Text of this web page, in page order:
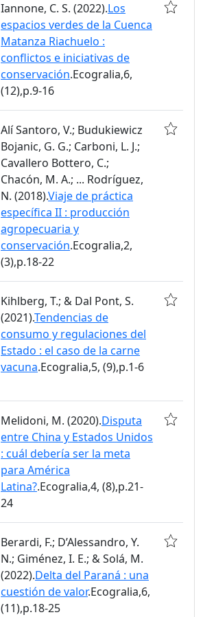
Iannone, C. S. (2022).Los
espacios verdes de la Cuenca
Matanza Riachuelo :
conflictos e iniciativas de
conservación.Ecogralia,6,
(12),p.9-16
Alí Santoro, V.; Budukiewicz
Bojanic, G. G.; Carboni, L. J.;
Cavallero Bottero, C.;
Chacón, M. A.; ... Rodríguez,
N. (2018).Viaje de práctica
específica II : producción
agropecuaria y
conservación.Ecogralia,2,
(3),p.18-22
Kihlberg, T.; & Dal Pont, S.
(2021).Tendencias de
consumo y regulaciones del
Estado : el caso de la carne
vacuna.Ecogralia,5, (9),p.1-6
Melidoni, M. (2020).Disputa
entre China y Estados Unidos
: cuál debería ser la meta
para América
Latina?.Ecogralia,4, (8),p.21-
24
Berardi, F.; D’Alessandro, Y.
N.; Giménez, I. E.; & Solá, M.
(2022).Delta del Paraná : una
cuestión de valor.Ecogralia,6,
(11),p.18-25